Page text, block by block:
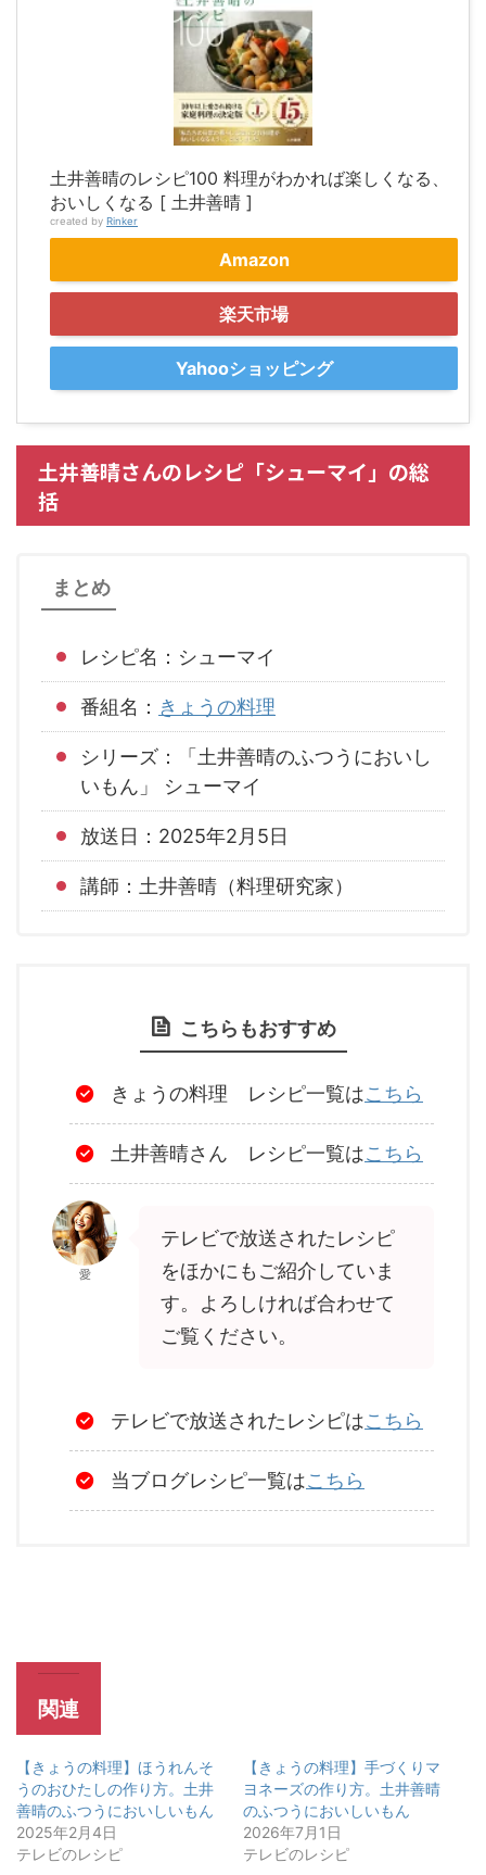
土井善晴のレシピ100 料理がわかれば楽しくなる、
おいしくなる [ 土井善晴 ]
created by Rinker
Amazon
楽天市場
Yahooショッピング
土井善晴さんのレシピ「シューマイ」の総
括
まとめ
レシピ名：シューマイ
番組名： きょうの料理
シリーズ：「土井善晴のふつうにおいし
いもん」 シューマイ
放送日：2025年2月5日
講師：土井善晴（料理研究家）
こちらもおすすめ
きょうの料理 レシピ一覧はこちら
土井善晴さん レシピ一覧はこちら
愛
テレビで放送されたレシピ
をほかにもご紹介していま
す。よろしければ合わせて
ご覧ください。
テレビで放送されたレシピはこちら
当ブログレシピ一覧はこちら
関連
【きょうの料理】ほうれんそ
うのおひたしの作り方。土井
善晴のふつうにおいしいもん
2025年2月4日
テレビのレシピ
【きょうの料理】手づくりマ
ヨネーズの作り方。土井善晴
のふつうにおいしいもん
2026年7月1日
テレビのレシピ